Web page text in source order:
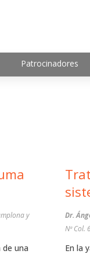
Patrocinadores
y
una
Dr.
Nª Col.
En la